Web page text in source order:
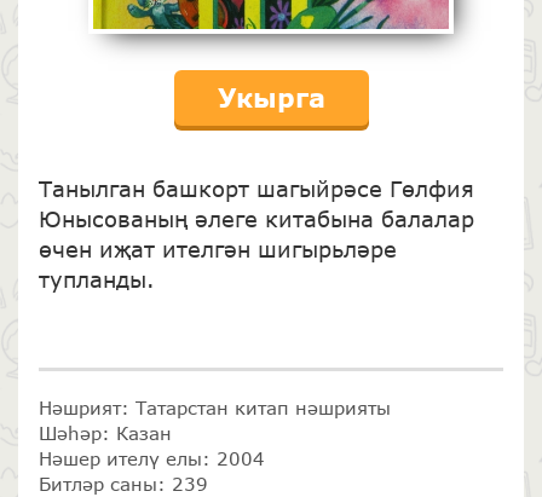
Укырга
Танылган башкорт шагыйрәсе Гөлфия
Юнысованың әлеге китабына балалар
өчен иҗат ителгән шигырьләре
тупланды.
Нәшрият: Татарстан китап нәшрияты
Шәһәр: Казан
Нәшер ителү елы: 2004
Битләр саны: 239